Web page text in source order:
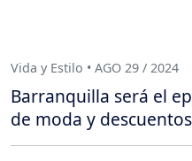
Vida y Estilo • AGO 29 / 2024
Barranquilla será el
de moda y descuentos